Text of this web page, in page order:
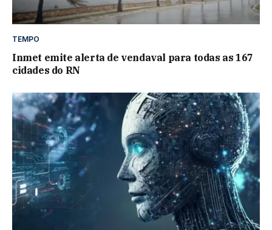
TEMPO
Inmet emite alerta de vendaval para todas as 167
cidades do RN